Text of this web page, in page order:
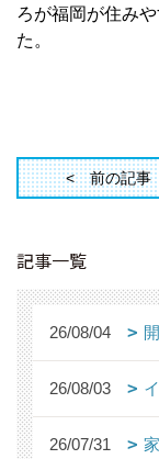
ろが福岡が住み
た。
前の記事
記事一覧
26/08/04
26/08/03
26/07/31